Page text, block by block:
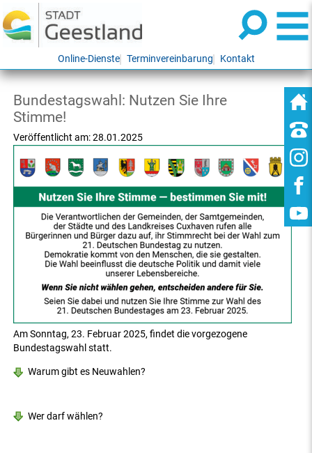
Online-Dienste Terminvereinbarung Kontakt
Bundestagswahl: Nutzen Sie Ihre
Stimme!
Veröffentlicht am:28.01.2025
Am Sonntag, 23. Februar 2025, findet die vorgezogene
Bundestagswahl statt.
Warum gibt es Neuwahlen?
Wer darf wählen?